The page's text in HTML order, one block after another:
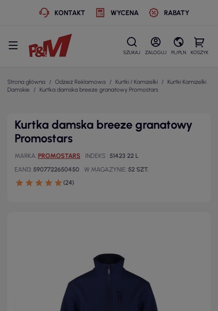
KONTAKT WYCENA RABATY
SZUKAJ ZALOGUJ PL/PLN KOSZYK
Strona główna Odzież Reklamowa Kurtki / Kamizelki
Kurtki Kamizelki
Damskie
Kurtka damska breeze granatowy Promostars
Kurtka damska breeze granatowy
Promostars
MARKA PROMOSTARS INDEKS 51423 22 L
EAN13 5907722650450 W MAGAZYNIE 52 SZT.
(24)